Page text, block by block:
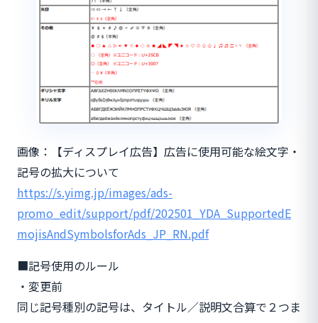
画像：【ディスプレイ広告】広告に使用可能な絵文字・
記号の拡大について
https://s.yimg.jp/images/ads-
promo_edit/support/pdf/202501_YDA_SupportedE
mojisAndSymbolsforAds_JP_RN.pdf
■記号使用のルール
・変更前
同じ記号種別の記号は、タイトル／説明文合算で２つま